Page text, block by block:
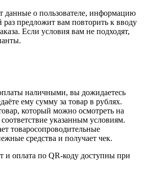
данные о пользователе, информацию
раз предложит вам повторить к вводу
Если условия вам не подходят,
наличными, вы дожидаетесь
ему сумму за товар в рублях.
который можно осмотреть на
указанным условиям.
товаросопроводительные
средства и получает чек.
и оплата по QR-коду доступны при